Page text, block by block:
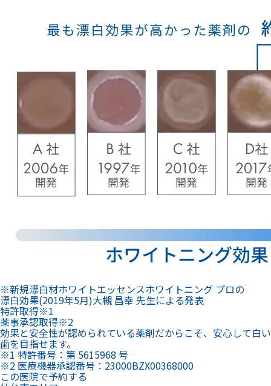
※新規漂白材ホワイトエッセンスホワイトニング プロの
漂白効果(2019年5月)大槻 昌幸 先生による発表
特許取得※1
薬事承認取得※2
効果と安全性が認められている薬剤だからこそ、安心して白い
歯を目指せます。
※1 特許番号：第 5615968 号
※2 医療機器承認番号：23000BZX00368000
この医院で予約する